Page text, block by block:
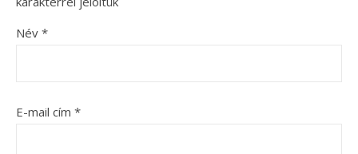
Név *
E-mail cím *